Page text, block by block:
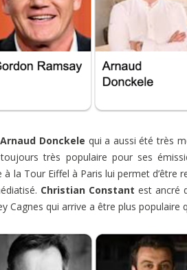
Arnaud Donckele qui a aussi été très
très populaire pour ses
à la Tour Eiffel à Paris lui permet
Christian Constant est ancré
Cagnes qui arrive a être plus